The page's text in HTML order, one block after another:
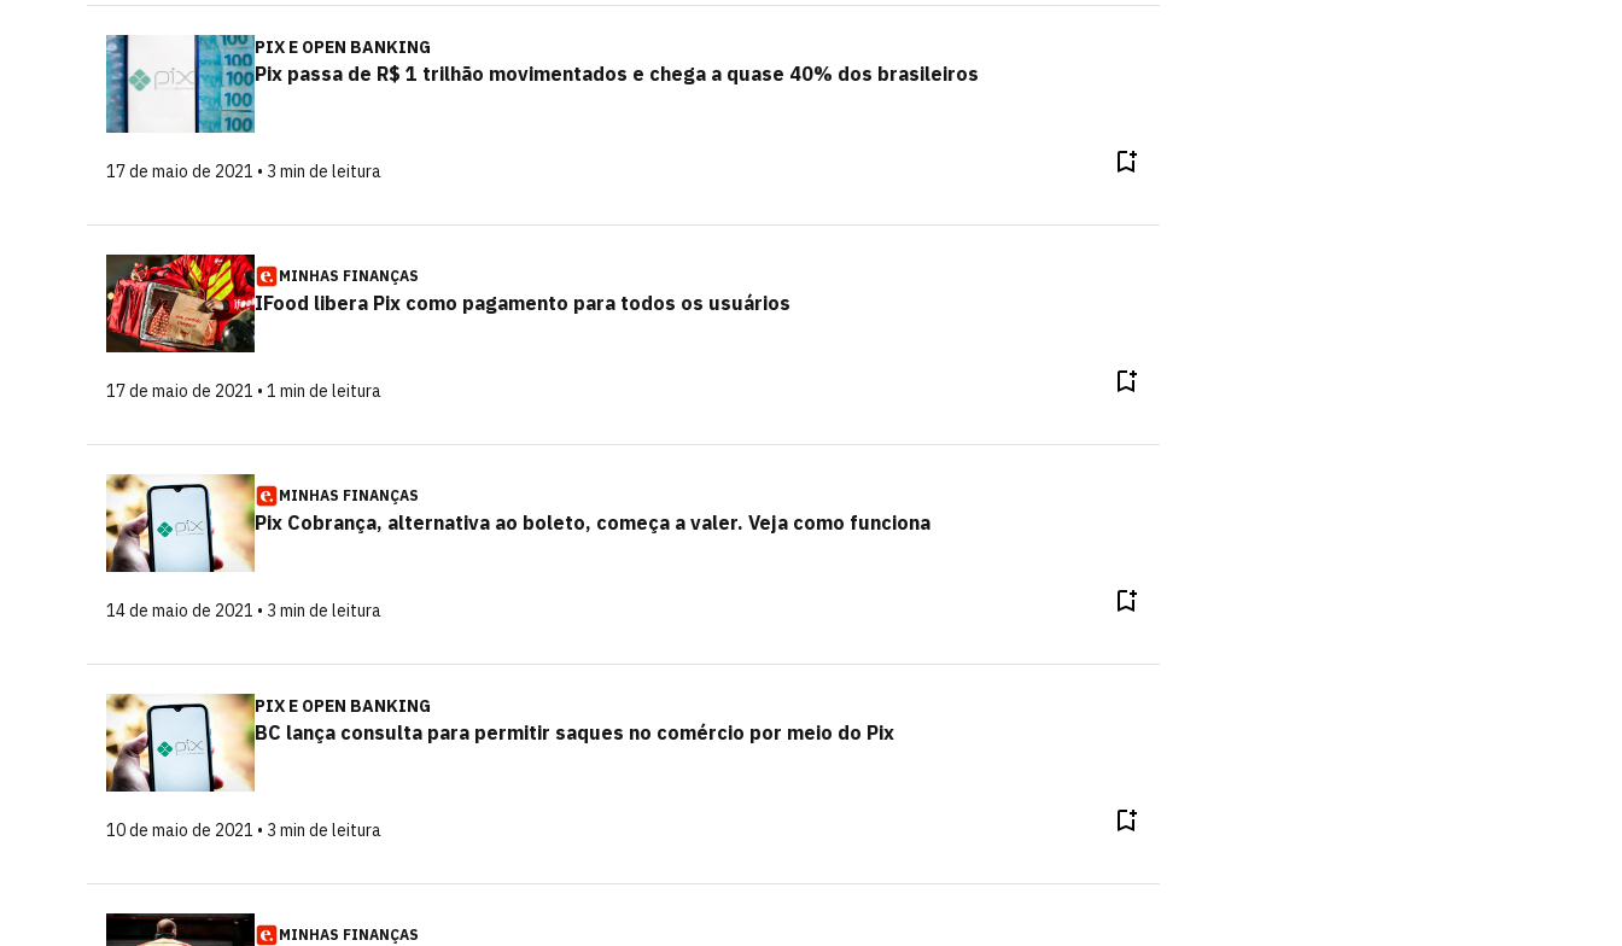
PIX E OPEN BANKING
Pix passa de R$ 1 trilhão movimentados e chega a quase 40% dos brasileiros
17 de maio de 2021 • 3 min de leitura
MINHAS FINANÇAS
IFood libera Pix como pagamento para todos os usuários
17 de maio de 2021 • 1 min de leitura
MINHAS FINANÇAS
Pix Cobrança, alternativa ao boleto, começa a valer. Veja como funciona
14 de maio de 2021 • 3 min de leitura
PIX E OPEN BANKING
BC lança consulta para permitir saques no comércio por meio do Pix
10 de maio de 2021 • 3 min de leitura
MINHAS FINANÇAS